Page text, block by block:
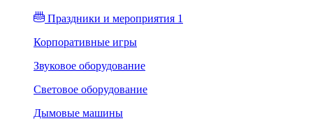
Праздники и мероприятия 1
Корпоративные игры
Звуковое оборудование
Световое оборудование
Дымовые машины